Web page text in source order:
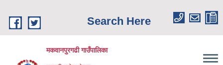
Search Here
मकवानपुरगढी गाउँपालिका